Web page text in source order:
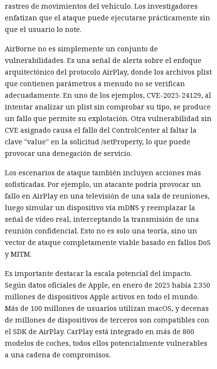
rastreo de movimientos del vehículo. Los investigadores
enfatizan que el ataque puede ejecutarse prácticamente sin
que el usuario lo note.
AirBorne no es simplemente un conjunto de
vulnerabilidades. Es una señal de alerta sobre el enfoque
arquitectónico del protocolo AirPlay, donde los archivos plist
que contienen parámetros a menudo no se verifican
adecuadamente. En uno de los ejemplos, CVE-2025-24129, al
intentar analizar un plist sin comprobar su tipo, se produce
un fallo que permite su explotación. Otra vulnerabilidad sin
CVE asignado causa el fallo del ControlCenter al faltar la
clave "value" en la solicitud /setProperty, lo que puede
provocar una denegación de servicio.
Los escenarios de ataque también incluyen acciones más
sofisticadas. Por ejemplo, un atacante podría provocar un
fallo en AirPlay en una televisión de una sala de reuniones,
luego simular un dispositivo vía mDNS y reemplazar la
señal de vídeo real, interceptando la transmisión de una
reunión confidencial. Esto no es solo una teoría, sino un
vector de ataque completamente viable basado en fallos DoS
y MITM.
Es importante destacar la escala potencial del impacto.
Según datos oficiales de Apple, en enero de 2025 había 2.350
millones de dispositivos Apple activos en todo el mundo.
Más de 100 millones de usuarios utilizan macOS, y decenas
de millones de dispositivos de terceros son compatibles con
el SDK de AirPlay. CarPlay está integrado en más de 800
modelos de coches, todos ellos potencialmente vulnerables
a una cadena de compromisos.